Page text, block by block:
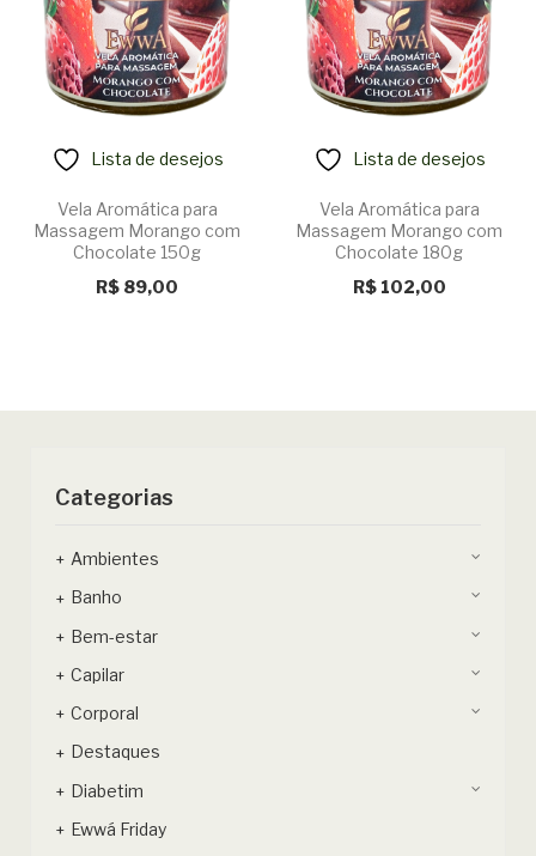
Lista de desejos
Vela Aromática para
Massagem Morango com
Chocolate 150g
R$ 89,00
Lista de desejos
Vela Aromática para
Massagem Morango com
Chocolate 180g
R$102,00
Categorias
Ambientes
Banho
Bem-estar
Capilar
Corporal
Destaques
Diabetim
Ewwá Friday